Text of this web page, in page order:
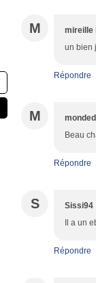
M mireille
un bien
Répondre
M
Beau
Répondre
S Sissi94
Il a un
Répondre